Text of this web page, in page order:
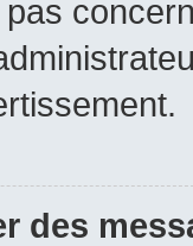
des